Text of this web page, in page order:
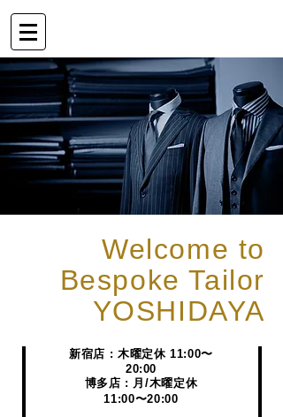
Welcome to
Bespoke Tailor
YOSHIDAYA
新宿店 : 木曜定休 11:00〜
20:00
博多店 : 月/木曜定休
11:00〜20:00